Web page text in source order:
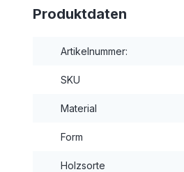
Produktdaten
Artikelnummer:
SKU
Material
Form
Holzsorte